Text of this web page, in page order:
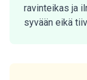
ravinteikas ja
syvään eikä